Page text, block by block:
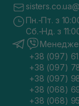
Пн.-Пт. з
Сб.-Нд. з
+38 (097)
+38 (097)
+38 (097)
+38 (068)
+38 (068)